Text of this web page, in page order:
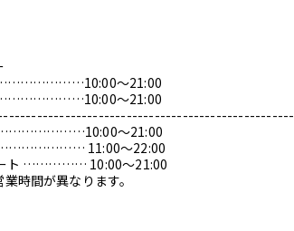
～21:00
～21:00
～21:00
………………… 11:00～22:00
ト …………… 10:00～21:00
時間が異なります。